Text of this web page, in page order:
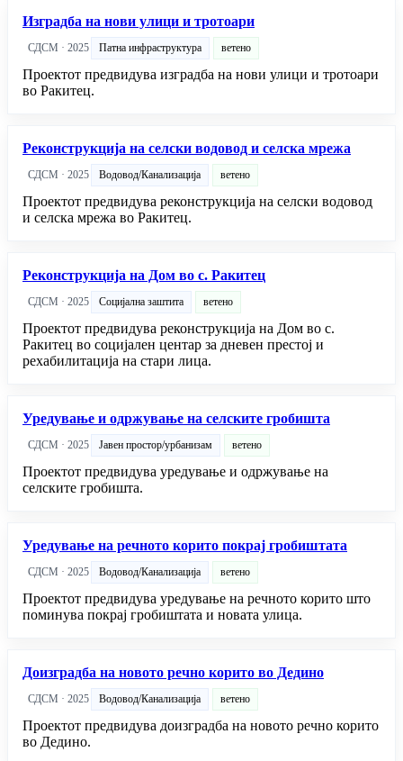
Изградба на нови улици и тротоари
СДСМ · 2025 Патна инфраструктура ветено
Проектот предвидува изградба на нови улици и тротоари
во Ракитец.
Реконструкција на селски водовод и селска мрежа
СДСМ · 2025 Водовод/Канализација ветено
Проектот предвидува реконструкција на селски водовод
и селска мрежа во Ракитец.
Реконструкција на Дом во с. Ракитец
СДСМ · 2025 Социјална заштита ветено
Проектот предвидува реконструкција на Дом во с.
Ракитец во социјален центар за дневен престој и
рехабилитација на стари лица.
Уредување и одржување на селските гробишта
СДСМ · 2025 Јавен простор/урбанизам ветено
Проектот предвидува уредување и одржување на
селските гробишта.
Уредување на речното корито покрај гробиштата
СДСМ · 2025 Водовод/Канализација ветено
Проектот предвидува уредување на речното корито што
поминува покрај гробиштата и новата улица.
Доизградба на новото речно корито во Дедино
СДСМ · 2025 Водовод/Канализација ветено
Проектот предвидува доизградба на новото речно корито
во Дедино.